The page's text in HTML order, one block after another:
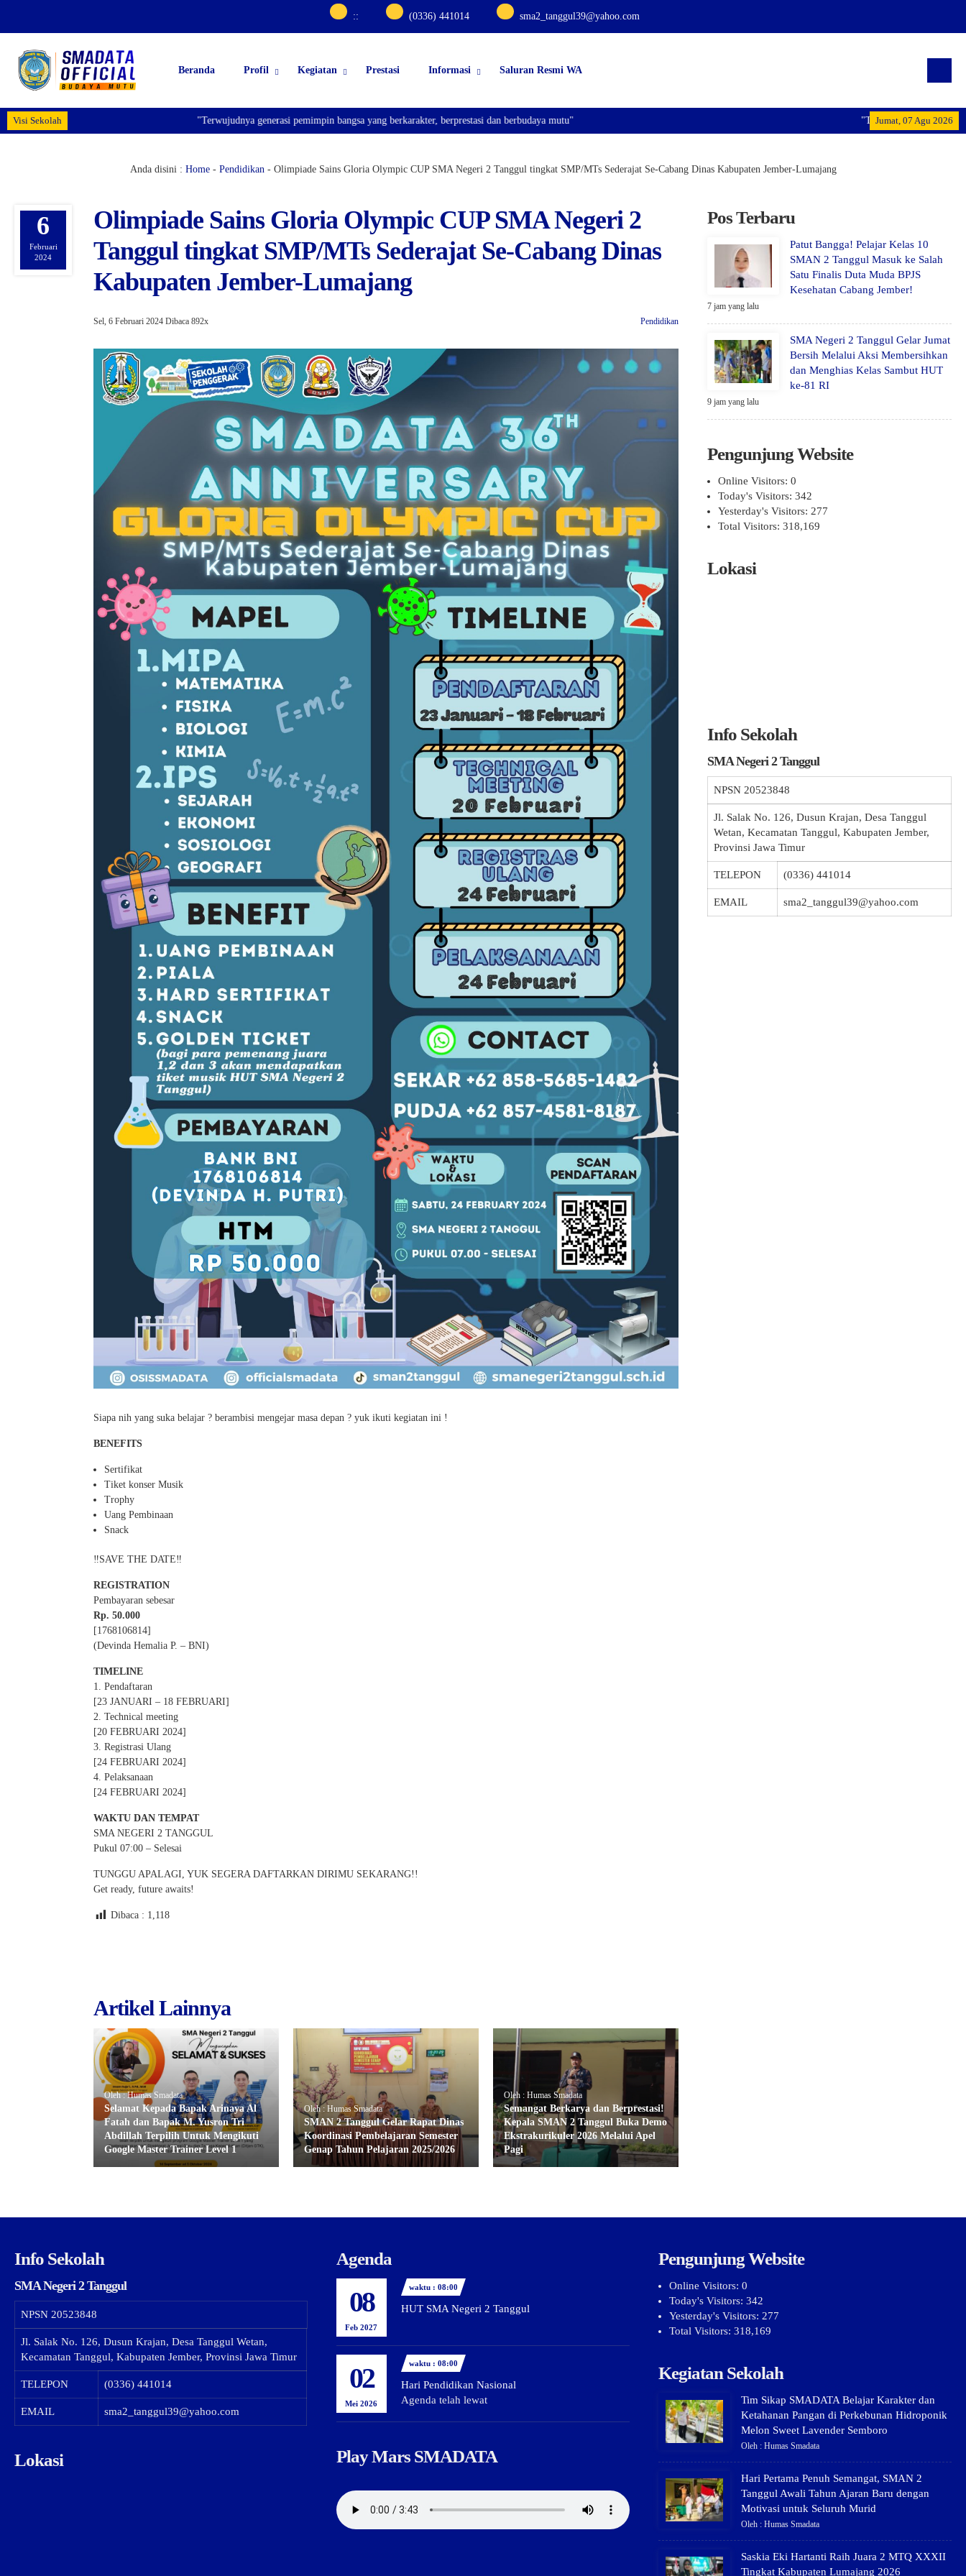
:: (0336) 441014 sma2_tanggul39@yahoo.com
Beranda Profil Kegiatan Prestasi Informasi Saluran Resmi WA
Visi Sekolah Jumat, 07 Agu 2026
"Terwujudnya generasi
"Terwujudnya generasi pemimpin bangsa yang berkarakter, berprestasi dan berbudaya mutu"
Anda disini : Home- Pendidikan- Olimpiade Sains Gloria Olympic CUP SMA Negeri 2 Tanggul tingkat SMP/MTs Sederajat Se-Cabang Dinas Kabupaten Jember-Lumajang
6
Februari
2024
Olimpiade Sains Gloria Olympic CUP SMA Negeri 2
Tanggul tingkat SMP/MTs Sederajat Se-Cabang Dinas
Kabupaten Jember-Lumajang
Sel, 6 Februari 2024 Dibaca 892x Pendidikan
Siapa nih yang suka belajar ? berambisi mengejar masa depan ? yuk ikuti kegiatan ini !
BENEFITS
Sertifikat
Tiket konser Musik
Trophy
Uang Pembinaan
Snack
‼️SAVE THE DATE‼️
REGISTRATION
Pembayaran sebesar
Rp. 50.000
[1768106814]
(Devinda Hemalia P. – BNI)
TIMELINE
1. Pendaftaran
[23 JANUARI – 18 FEBRUARI]
2. Technical meeting
[20 FEBRUARI 2024]
3. Registrasi Ulang
[24 FEBRUARI 2024]
4. Pelaksanaan
[24 FEBRUARI 2024]
WAKTU DAN TEMPAT
SMA NEGERI 2 TANGGUL
Pukul 07:00 – Selesai
TUNGGU APALAGI, YUK SEGERA DAFTARKAN DIRIMU SEKARANG!!
Get ready, future awaits!
Dibaca : 1,118
Artikel Lainnya
Oleh : Humas Smadata
Selamat Kepada Bapak Arinaya Al
Fatah dan Bapak M. Yusron Tri
Abdillah Terpilih Untuk Mengikuti
Google Master Trainer Level 1
Oleh : Humas Smadata
SMAN 2 Tanggul Gelar Rapat Dinas
Koordinasi Pembelajaran Semester
Genap Tahun Pelajaran 2025/2026
Oleh : Humas Smadata
Semangat Berkarya dan Berprestasi!
Kepala SMAN 2 Tanggul Buka Demo
Ekstrakurikuler 2026 Melalui Apel
Pagi
Pos Terbaru
Patut Bangga! Pelajar Kelas 10
SMAN 2 Tanggul Masuk ke Salah
Satu Finalis Duta Muda BPJS
Kesehatan Cabang Jember!
7 jam yang lalu
SMA Negeri 2 Tanggul Gelar Jumat
Bersih Melalui Aksi Membersihkan
dan Menghias Kelas Sambut HUT
ke-81 RI
9 jam yang lalu
Pengunjung Website
Online Visitors: 0
Today's Visitors: 342
Yesterday's Visitors: 277
Total Visitors: 318,169
Lokasi
Info Sekolah
SMA Negeri 2 Tanggul
NPSN 20523848
Jl. Salak No. 126, Dusun Krajan, Desa Tanggul
Wetan, Kecamatan Tanggul, Kabupaten Jember,
Provinsi Jawa Timur
TELEPON (0336) 441014
EMAIL sma2_tanggul39@yahoo.com
Info Sekolah
SMA Negeri 2 Tanggul
NPSN 20523848
Jl. Salak No. 126, Dusun Krajan, Desa Tanggul Wetan,
Kecamatan Tanggul, Kabupaten Jember, Provinsi Jawa Timur
TELEPON (0336) 441014
EMAIL sma2_tanggul39@yahoo.com
Lokasi
Agenda
08
Feb 2027
waktu : 08:00
HUT SMA Negeri 2 Tanggul
02
Mei 2026
waktu : 08:00
Hari Pendidikan Nasional
Agenda telah lewat
Play Mars SMADATA
Pengunjung Website
Online Visitors: 0
Today's Visitors: 342
Yesterday's Visitors: 277
Total Visitors: 318,169
Kegiatan Sekolah
Tim Sikap SMADATA Belajar Karakter dan
Ketahanan Pangan di Perkebunan Hidroponik
Melon Sweet Lavender Semboro
Oleh : Humas Smadata
Hari Pertama Penuh Semangat, SMAN 2
Tanggul Awali Tahun Ajaran Baru dengan
Motivasi untuk Seluruh Murid
Oleh : Humas Smadata
Saskia Eki Hartanti Raih Juara 2 MTQ XXXII
Tingkat Kabupaten Lumajang 2026